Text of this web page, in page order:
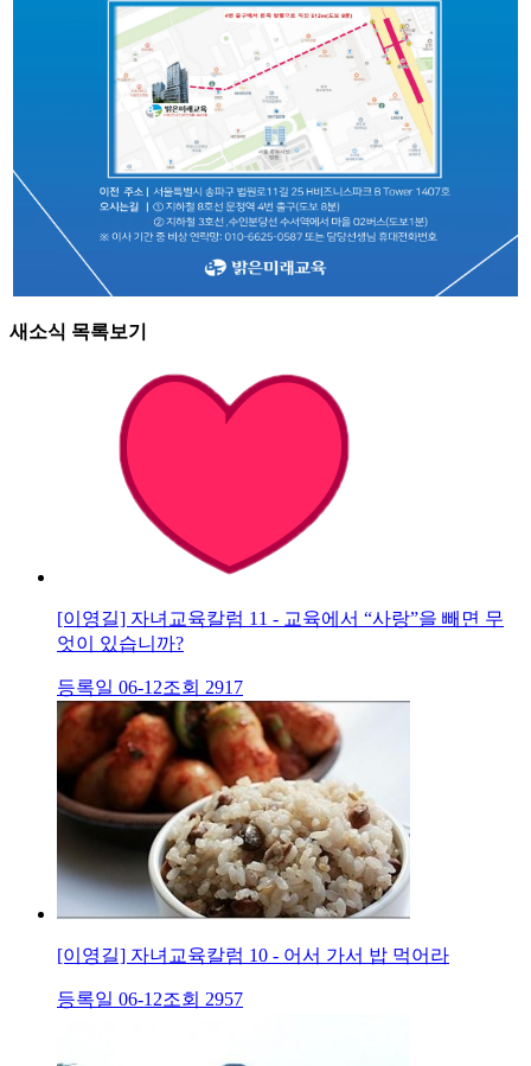
새소식 목록보기
[이영길] 자녀교육칼럼 11 - 교육에서 “사랑”을 빼면 무
엇이 있습니까?
등록일 06-12조회 2917
[이영길] 자녀교육칼럼 10 - 어서 가서 밥 먹어라
등록일 06-12조회 2957